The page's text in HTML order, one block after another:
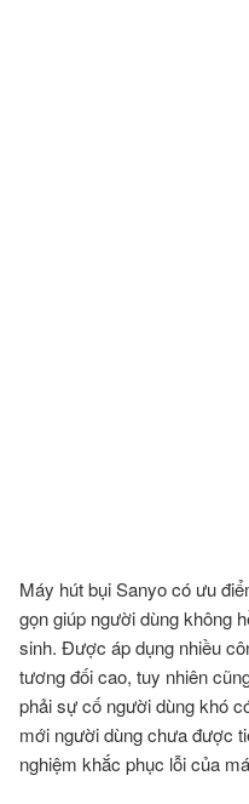
Máy hút bụi Sanyo có ưu
gọn giúp người dùng không
sinh. Được áp dụng nhiều
tương đối cao, tuy nhiên
phải sự cố người dùng khó
mới người dùng chưa được
nghiệm khắc phục lỗi của